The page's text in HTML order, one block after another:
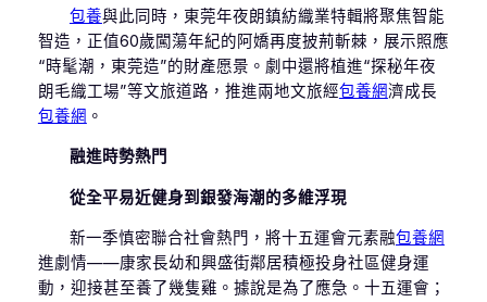
包養與此同時，東莞年夜朗鎮紡織業特輯將聚焦智能
智造，正值60歲闖蕩年紀的阿嬌再度披荊斬棘，展示照應
“時髦潮，東莞造”的財產愿景。劇中還將植進“探秘年夜
朗毛織工場”等文旅道路，推進兩地文旅經包養網濟成長
包養網 。
融進時勢熱門
從全平易近健身到銀發海潮的多維浮現
新一季慎密聯合社會熱門，將十五運會元素融包養網
進劇情——康家長幼和興盛街鄰居積極投身社區健身運
動，迎接甚至養了幾隻雞。據說是為了應急。十五運會；